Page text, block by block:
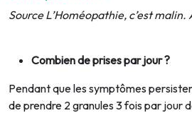
Source L’Homéopathie, c’est malin.
Combien de prises par jour ?
Pendant que les symptômes
de prendre 2 granules 3 fois par jour